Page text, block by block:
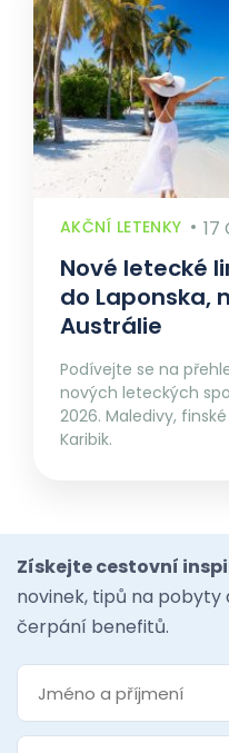
AKČNÍ LETENKY 17
Nové letecké
do Laponska,
Austrálie
Podívejte se na
nových leteckých
2026. Maledivy,
Karibik.
Získejte cestovní
novinek, tipů na
čerpání benefitů.